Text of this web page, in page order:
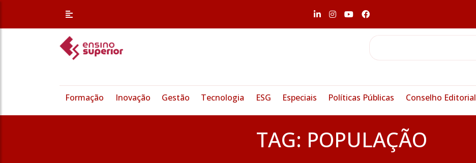
Formação Inovação Gestão Tecnologia ESG Especiais Políticas Públicas Conselho Editorial
TAG: POPULAÇÃO